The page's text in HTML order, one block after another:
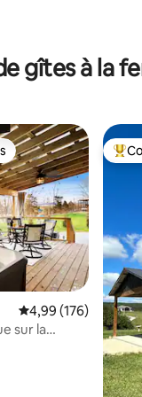
gîtes à la
commentaires : 5 sur
plus appréciés
Évaluation
4,99 (176)
sur la